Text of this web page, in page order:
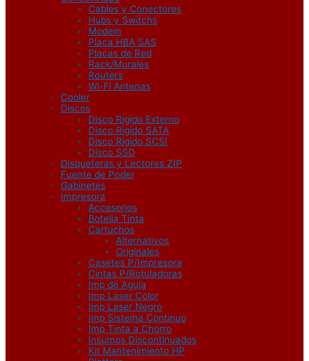
Cables y Conectores
Hubs y Switchs
Modem
Placa HBA SAS
Placas de Red
Rack/Murales
Routers
Wi-Fi Antenas
Cooler
Discos
Disco Rigido Externo
Disco Rigido SATA
Disco Rigido SCSI
Disco SSD
Disqueteras y Lectores ZIP
Fuente de Poder
Gabinetes
Impresora
Accesorios
Botella Tinta
Cartuchos
Alternativos
Originales
Casetes P/Impresora
Cintas P/Rotuladoras
Imp de Aguja
Imp Laser Color
Imp Laser Negro
Imp Sistema Continuo
Imp Tinta a Chorro
Insumos Discontinuados
Kit Mantenimiento HP